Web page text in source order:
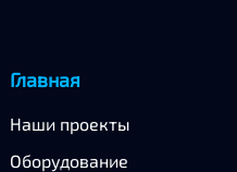
решения
Услуги
Главная
Наши проекты
Оборудование